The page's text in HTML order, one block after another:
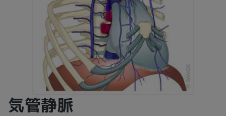
気管静脈